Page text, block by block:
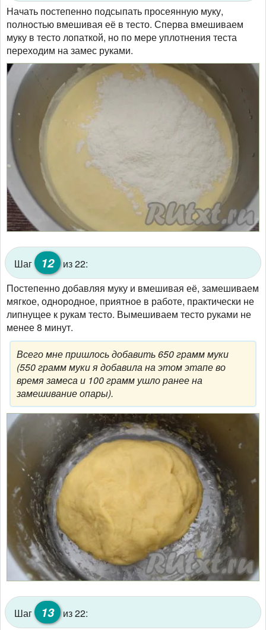
Начать постепенно подсыпать просеянную муку,
полностью вмешивая её в тесто. Сперва вмешиваем
муку в тесто лопаткой, но по мере уплотнения теста
переходим на замес руками.
Шаг 12 из 22:
Постепенно добавляя муку и вмешивая её, замешиваем
мягкое, однородное, приятное в работе, практически не
липнущее к рукам тесто. Вымешиваем тесто руками не
менее 8 минут.
Всего мне пришлось добавить 650 грамм муки
(550 грамм муки я добавила на этом этапе во
время замеса и 100 грамм ушло ранее на
замешивание опары).
Шаг 13 из 22: